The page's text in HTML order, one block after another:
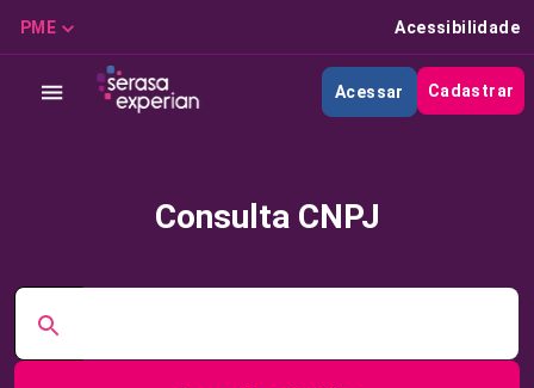
PME Acessibilidade
Acessar Cadastrar
Consulta CNPJ